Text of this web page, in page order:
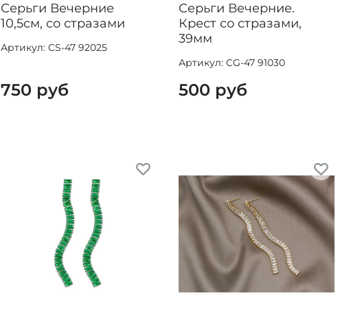
Серьги Вечерние
10,5см, со стразами
Артикул: CS-47 92025
750 руб
Серьги Вечерние.
Крест со стразами,
39мм
Артикул: CG-47 91030
500 руб